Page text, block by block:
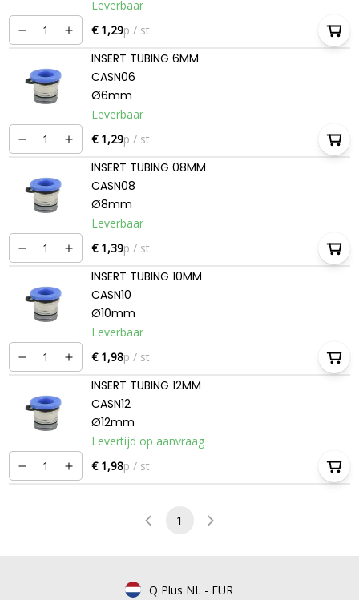
Leverbaar
€ 1,29p / st.
INSERT TUBING 6MM
CASN06
Ø6mm
Leverbaar
€ 1,29p / st.
INSERT TUBING 08MM
CASN08
Ø8mm
Leverbaar
€ 1,39p / st.
INSERT TUBING 10MM
CASN10
Ø10mm
Leverbaar
€ 1,98p / st.
INSERT TUBING 12MM
CASN12
Ø12mm
Levertijd op aanvraag
€ 1,98p / st.
1
Q Plus NL - EUR